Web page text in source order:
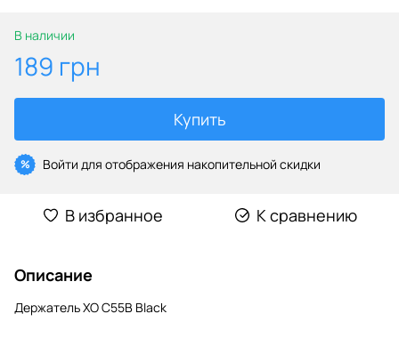
В наличии
189 грн
Купить
% Войти для отображения накопительной скидки
В избранное К сравнению
Описание
Держатель XO C55B Black